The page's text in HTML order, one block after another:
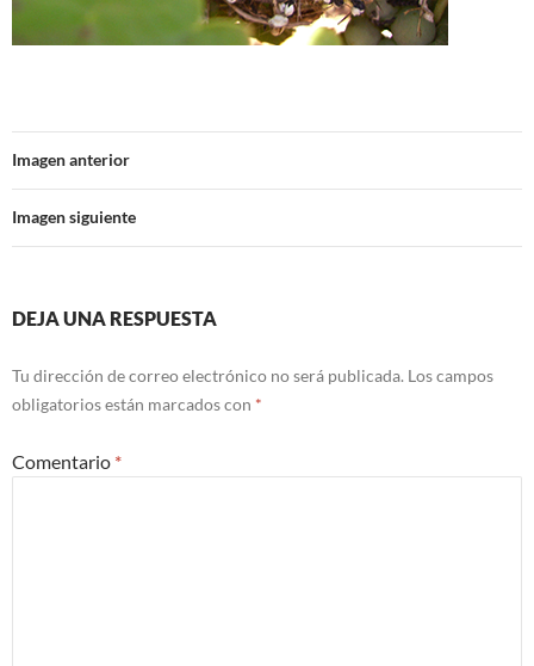
Imagen anterior
Imagen siguiente
DEJA UNA RESPUESTA
Tu dirección de correo electrónico no será publicada. Los campos
obligatorios están marcados con *
Comentario *